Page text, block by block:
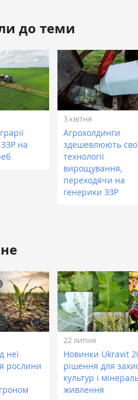
до теми
на
3 квітня
Агрохолдинги
здешевлюють
технології
вирощування,
переходячи на
генерики ЗЗР
неї
рослини
22 липня
Новинки Ukravit
рішення для
культур і
живлення